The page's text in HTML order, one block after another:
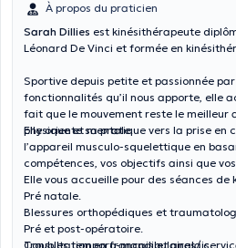
À propos du praticien
Sarah Dillies est kinésithérapeute
Léonard De Vinci et formée en
Sportive depuis petite et passionnée
fonctionnalités qu’il nous apporte, elle
fait que le mouvement reste le meilleur
physique et mentale.
Elle oriente sa pratique vers la prise en
l’appareil musculo-squelettique en
compétences, vos objectifs ainsi que
Elle vous accueille pour des séances de
Pré natale.
Blessures orthopédiques et
Pré et post-opératoire.
Troubles temporo-mandibulaires/
Consultation en français et anglais.